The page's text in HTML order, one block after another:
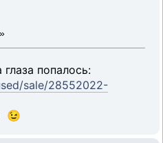
попалось:
sale/28552022-
😉